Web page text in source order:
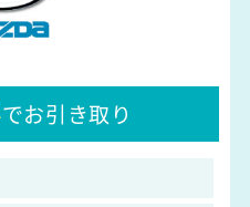
でお引き取り